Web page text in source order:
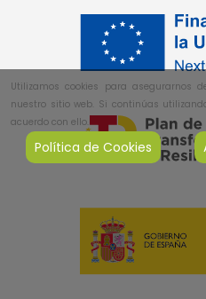
Utilizamos cookies para asegurarnos
nuestro sitio web. Si continúas
acuerdo con ello.
Política de Cookies